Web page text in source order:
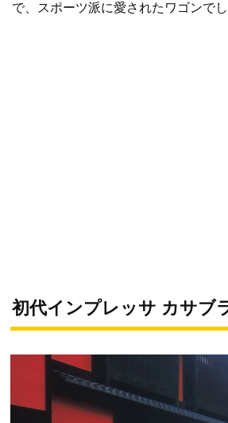
で、スポーツ派に愛されたワゴンでし
初代インプレッサ カサブ